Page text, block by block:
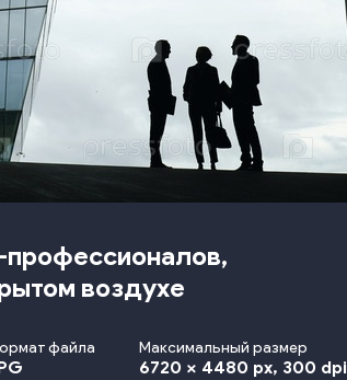
профессионалов,
воздухе
файла Максимальный размер
6720 x 4480 px, 300 dpi